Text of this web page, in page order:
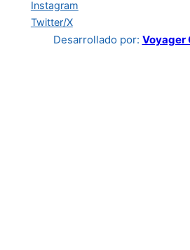
Instagram
Twitter/X
Desarrollado por: Voyager